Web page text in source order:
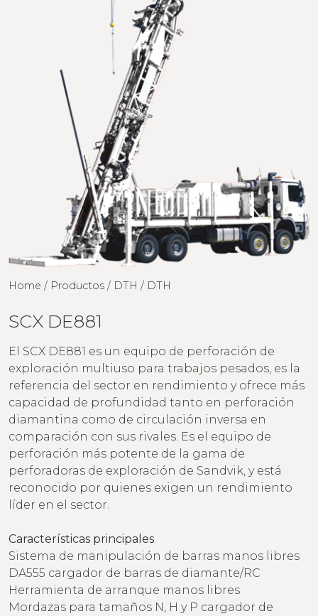
Home / Productos / DTH / DTH
SCX DE881
El SCX DE881 es un equipo de perforación de
exploración multiuso para trabajos pesados, es la
referencia del sector en rendimiento y ofrece más
capacidad de profundidad tanto en perforación
diamantina como de circulación inversa en
comparación con sus rivales. Es el equipo de
perforación más potente de la gama de
perforadoras de exploración de Sandvik, y está
reconocido por quienes exigen un rendimiento
líder en el sector.
Características principales
Sistema de manipulación de barras manos libres
DA555 cargador de barras de diamante/RC
Herramienta de arranque manos libres
Mordazas para tamaños N, H y P cargador de